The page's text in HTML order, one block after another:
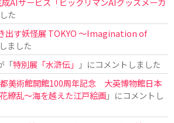
た
出す妖怪展 TOKYO 〜Imagination of
ました
「特別展「水滸伝」
」にコメントしました
美術館開館100周年記念 大英博物館日本
繚乱～海を越えた江戸絵画」にコメントし